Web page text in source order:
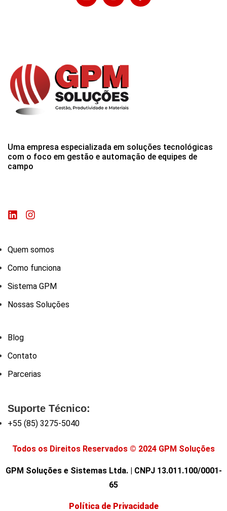
Uma empresa especializada em soluções tecnológicas
com o foco em gestão e automação de equipes de
campo
Quem somos
Como funciona
Sistema GPM
Nossas Soluções
Blog
Contato
Parcerias
Suporte Técnico:
+55 (85) 3275-5040
Todos os Direitos Reservados © 2024 GPM Soluções
GPM Soluções e Sistemas Ltda. | CNPJ 13.011.100/0001-
65
Política de Privacidade